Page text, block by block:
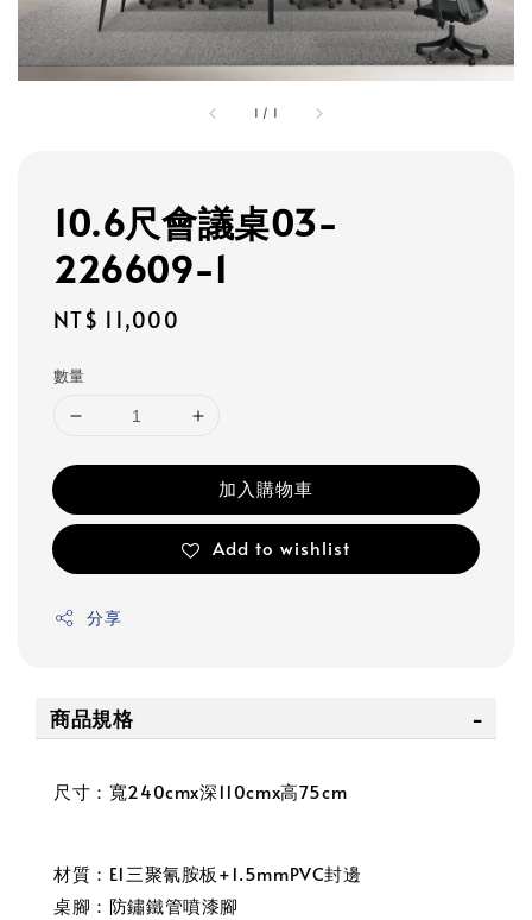
1 / 1
10.6尺會議桌03-
226609-1
Regular
NT$ 11,000
數量
加入購物車
Add to wishlist
分享
商品規格
尺寸：寬240cmx深110cmx高75cm
材質：E1三聚氰胺板+1.5mmPVC封邊
桌腳：防鏽鐵管噴漆腳